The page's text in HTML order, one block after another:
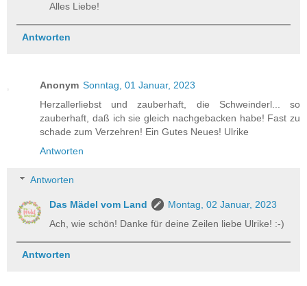
Alles Liebe!
Antworten
Anonym Sonntag, 01 Januar, 2023
Herzallerliebst und zauberhaft, die Schweinderl... so
zauberhaft, daß ich sie gleich nachgebacken habe! Fast zu
schade zum Verzehren! Ein Gutes Neues! Ulrike
Antworten
Antworten
Das Mädel vom Land
Montag, 02 Januar, 2023
Ach, wie schön! Danke für deine Zeilen liebe Ulrike! :-)
Antworten